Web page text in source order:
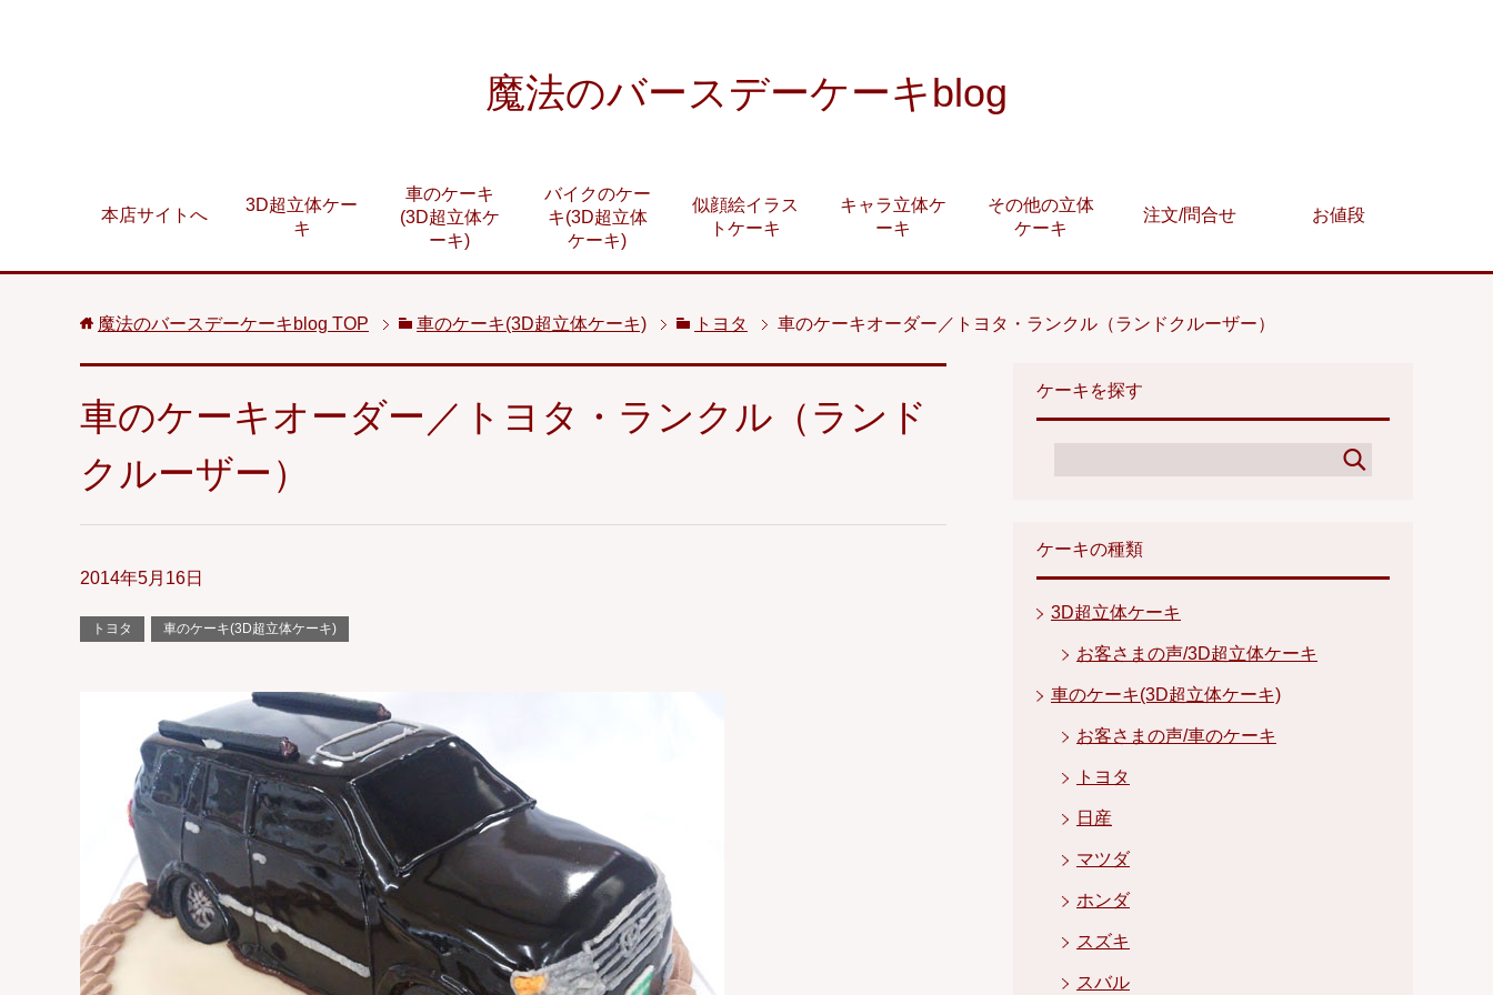
魔法のバースデーケーキblog
本店サイトへ
3D超立体ケー
キ
車のケーキ
(3D超立体ケ
ーキ)
バイクのケー
キ(3D超立体
ケーキ)
似顔絵イラス
トケーキ
キャラ立体ケ
ーキ
その他の立体
ケーキ
注文/問合せ お値段
魔法のバースデーケーキblog TOP 車のケーキ(3D超立体ケーキ) トヨタ 車のケーキオーダー／トヨタ・ランクル（ランドクルーザー）
車のケーキオーダー／トヨタ・ランクル（ランド
クルーザー）
2014年5月16日
トヨタ 車のケーキ(3D超立体ケーキ)
ケーキを探す
ケーキの種類
3D超立体ケーキ
お客さまの声/3D超立体ケーキ
車のケーキ(3D超立体ケーキ)
お客さまの声/車のケーキ
トヨタ
日産
マツダ
ホンダ
スズキ
スバル